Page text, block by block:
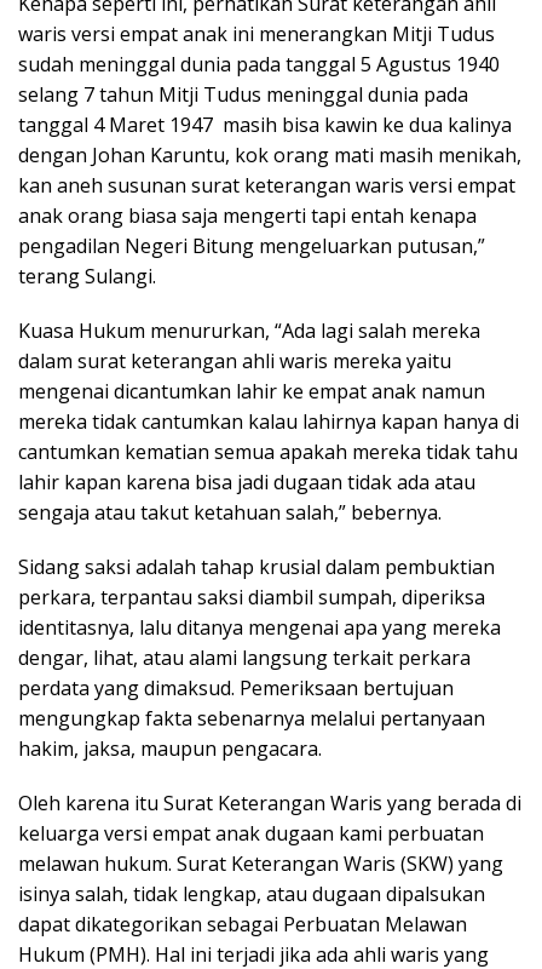
waris versi empat anak ini menerangkan Mitji Tudus
sudah meninggal dunia pada tanggal 5 Agustus 1940
selang 7 tahun Mitji Tudus meninggal dunia pada
tanggal 4 Maret 1947 masih bisa kawin ke dua kalinya
dengan Johan Karuntu, kok orang mati masih menikah,
kan aneh susunan surat keterangan waris versi empat
anak orang biasa saja mengerti tapi entah kenapa
pengadilan Negeri Bitung mengeluarkan putusan,”
terang Sulangi.
Kuasa Hukum menururkan, “Ada lagi salah mereka
dalam surat keterangan ahli waris mereka yaitu
mengenai dicantumkan lahir ke empat anak namun
mereka tidak cantumkan kalau lahirnya kapan hanya di
cantumkan kematian semua apakah mereka tidak tahu
lahir kapan karena bisa jadi dugaan tidak ada atau
sengaja atau takut ketahuan salah,” bebernya.
Sidang saksi adalah tahap krusial dalam pembuktian
perkara, terpantau saksi diambil sumpah, diperiksa
identitasnya, lalu ditanya mengenai apa yang mereka
dengar, lihat, atau alami langsung terkait perkara
perdata yang dimaksud. Pemeriksaan bertujuan
mengungkap fakta sebenarnya melalui pertanyaan
hakim, jaksa, maupun pengacara.
Oleh karena itu Surat Keterangan Waris yang berada di
keluarga versi empat anak dugaan kami perbuatan
melawan hukum. Surat Keterangan Waris (SKW) yang
isinya salah, tidak lengkap, atau dugaan dipalsukan
dapat dikategorikan sebagai Perbuatan Melawan
Hukum (PMH). Hal ini terjadi jika ada ahli waris yang